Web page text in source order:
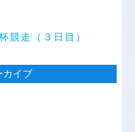
競走（３日目）
カイブ